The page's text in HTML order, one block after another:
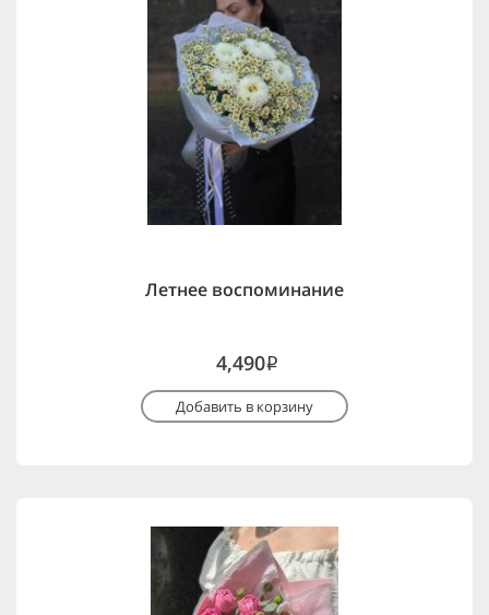
Летнее воспоминание
4,490i
Добавить в корзину